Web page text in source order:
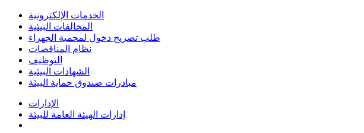
الخدمات الإلكترونية
المخالفات البيئية
طلب تصريح دخول لمحمية الجهراء
نظام المناقصات
التوظيف
الشهادات البيئية
مبادرات صندوق حماية البيئة
الإدارات
إدارات الهيئة العامة للبيئة